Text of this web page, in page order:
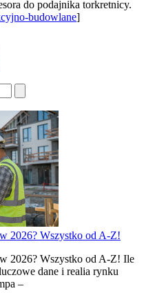
do podajnika torkretnicy.
budowlane]
2026? Wszystko od A-Z!
2026? Wszystko od A-Z! Ile
dane i realia rynku
–